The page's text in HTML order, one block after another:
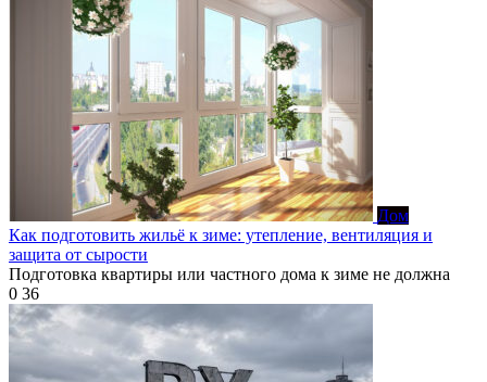
Дом
Как подготовить жильё к зиме: утепление, вентиляция и
защита от сырости
Подготовка квартиры или частного дома к зиме не должна
0 36